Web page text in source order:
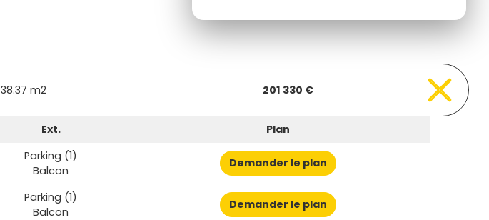
38.37 m2 201 330 €
Ext. Plan
Parking (1)
Balcon
Demander le plan
Parking (1)
Balcon
Demander le plan